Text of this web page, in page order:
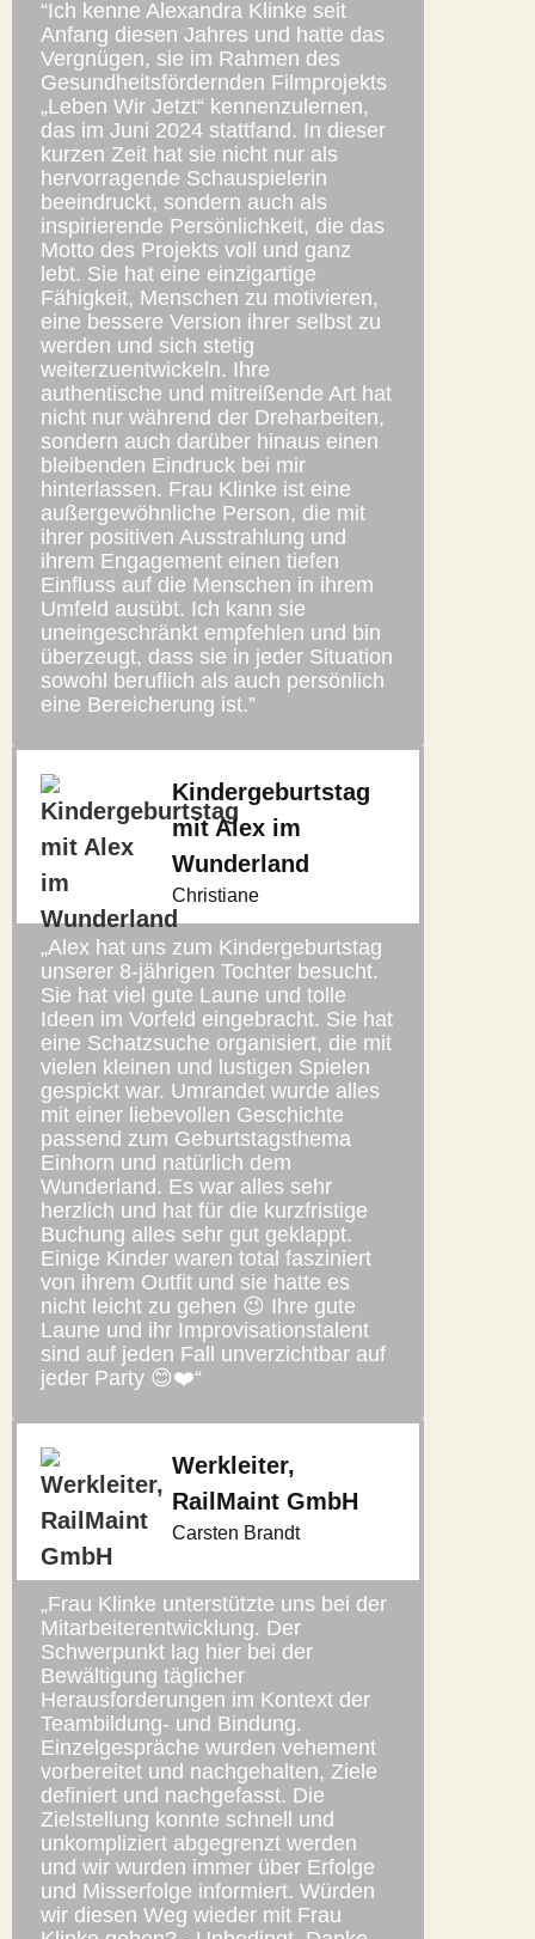
“Ich kenne Alexandra Klinke seit
Anfang diesen Jahres und hatte das
Vergnügen, sie im Rahmen des
Gesundheitsfördernden Filmprojekts
„Leben Wir Jetzt“ kennenzulernen,
das im Juni 2024 stattfand. In dieser
kurzen Zeit hat sie nicht nur als
hervorragende Schauspielerin
beeindruckt, sondern auch als
inspirierende Persönlichkeit, die das
Motto des Projekts voll und ganz
lebt. Sie hat eine einzigartige
Fähigkeit, Menschen zu motivieren,
eine bessere Version ihrer selbst zu
werden und sich stetig
weiterzuentwickeln. Ihre
authentische und mitreißende Art hat
nicht nur während der Dreharbeiten,
sondern auch darüber hinaus einen
bleibenden Eindruck bei mir
hinterlassen. Frau Klinke ist eine
außergewöhnliche Person, die mit
ihrer positiven Ausstrahlung und
ihrem Engagement einen tiefen
Einfluss auf die Menschen in ihrem
Umfeld ausübt. Ich kann sie
uneingeschränkt empfehlen und bin
überzeugt, dass sie in jeder Situation
sowohl beruflich als auch persönlich
eine Bereicherung ist.”
Kindergeburtstag
mit Alex im
Wunderland
Christiane
„Alex hat uns zum Kindergeburtstag
unserer 8-jährigen Tochter besucht.
Sie hat viel gute Laune und tolle
Ideen im Vorfeld eingebracht. Sie hat
eine Schatzsuche organisiert, die mit
vielen kleinen und lustigen Spielen
gespickt war. Umrandet wurde alles
mit einer liebevollen Geschichte
passend zum Geburtstagsthema
Einhorn und natürlich dem
Wunderland. Es war alles sehr
herzlich und hat für die kurzfristige
Buchung alles sehr gut geklappt.
Einige Kinder waren total fasziniert
von ihrem Outfit und sie hatte es
nicht leicht zu gehen 😉 Ihre gute
Laune und ihr Improvisationstalent
sind auf jeden Fall unverzichtbar auf
jeder Party 😊❤️“
Werkleiter,
RailMaint GmbH
Carsten Brandt
„Frau Klinke unterstützte uns bei der
Mitarbeiterentwicklung. Der
Schwerpunkt lag hier bei der
Bewältigung täglicher
Herausforderungen im Kontext der
Teambildung- und Bindung.
Einzelgespräche wurden vehement
vorbereitet und nachgehalten, Ziele
definiert und nachgefasst. Die
Zielstellung konnte schnell und
unkompliziert abgegrenzt werden
und wir wurden immer über Erfolge
und Misserfolge informiert. Würden
wir diesen Weg wieder mit Frau